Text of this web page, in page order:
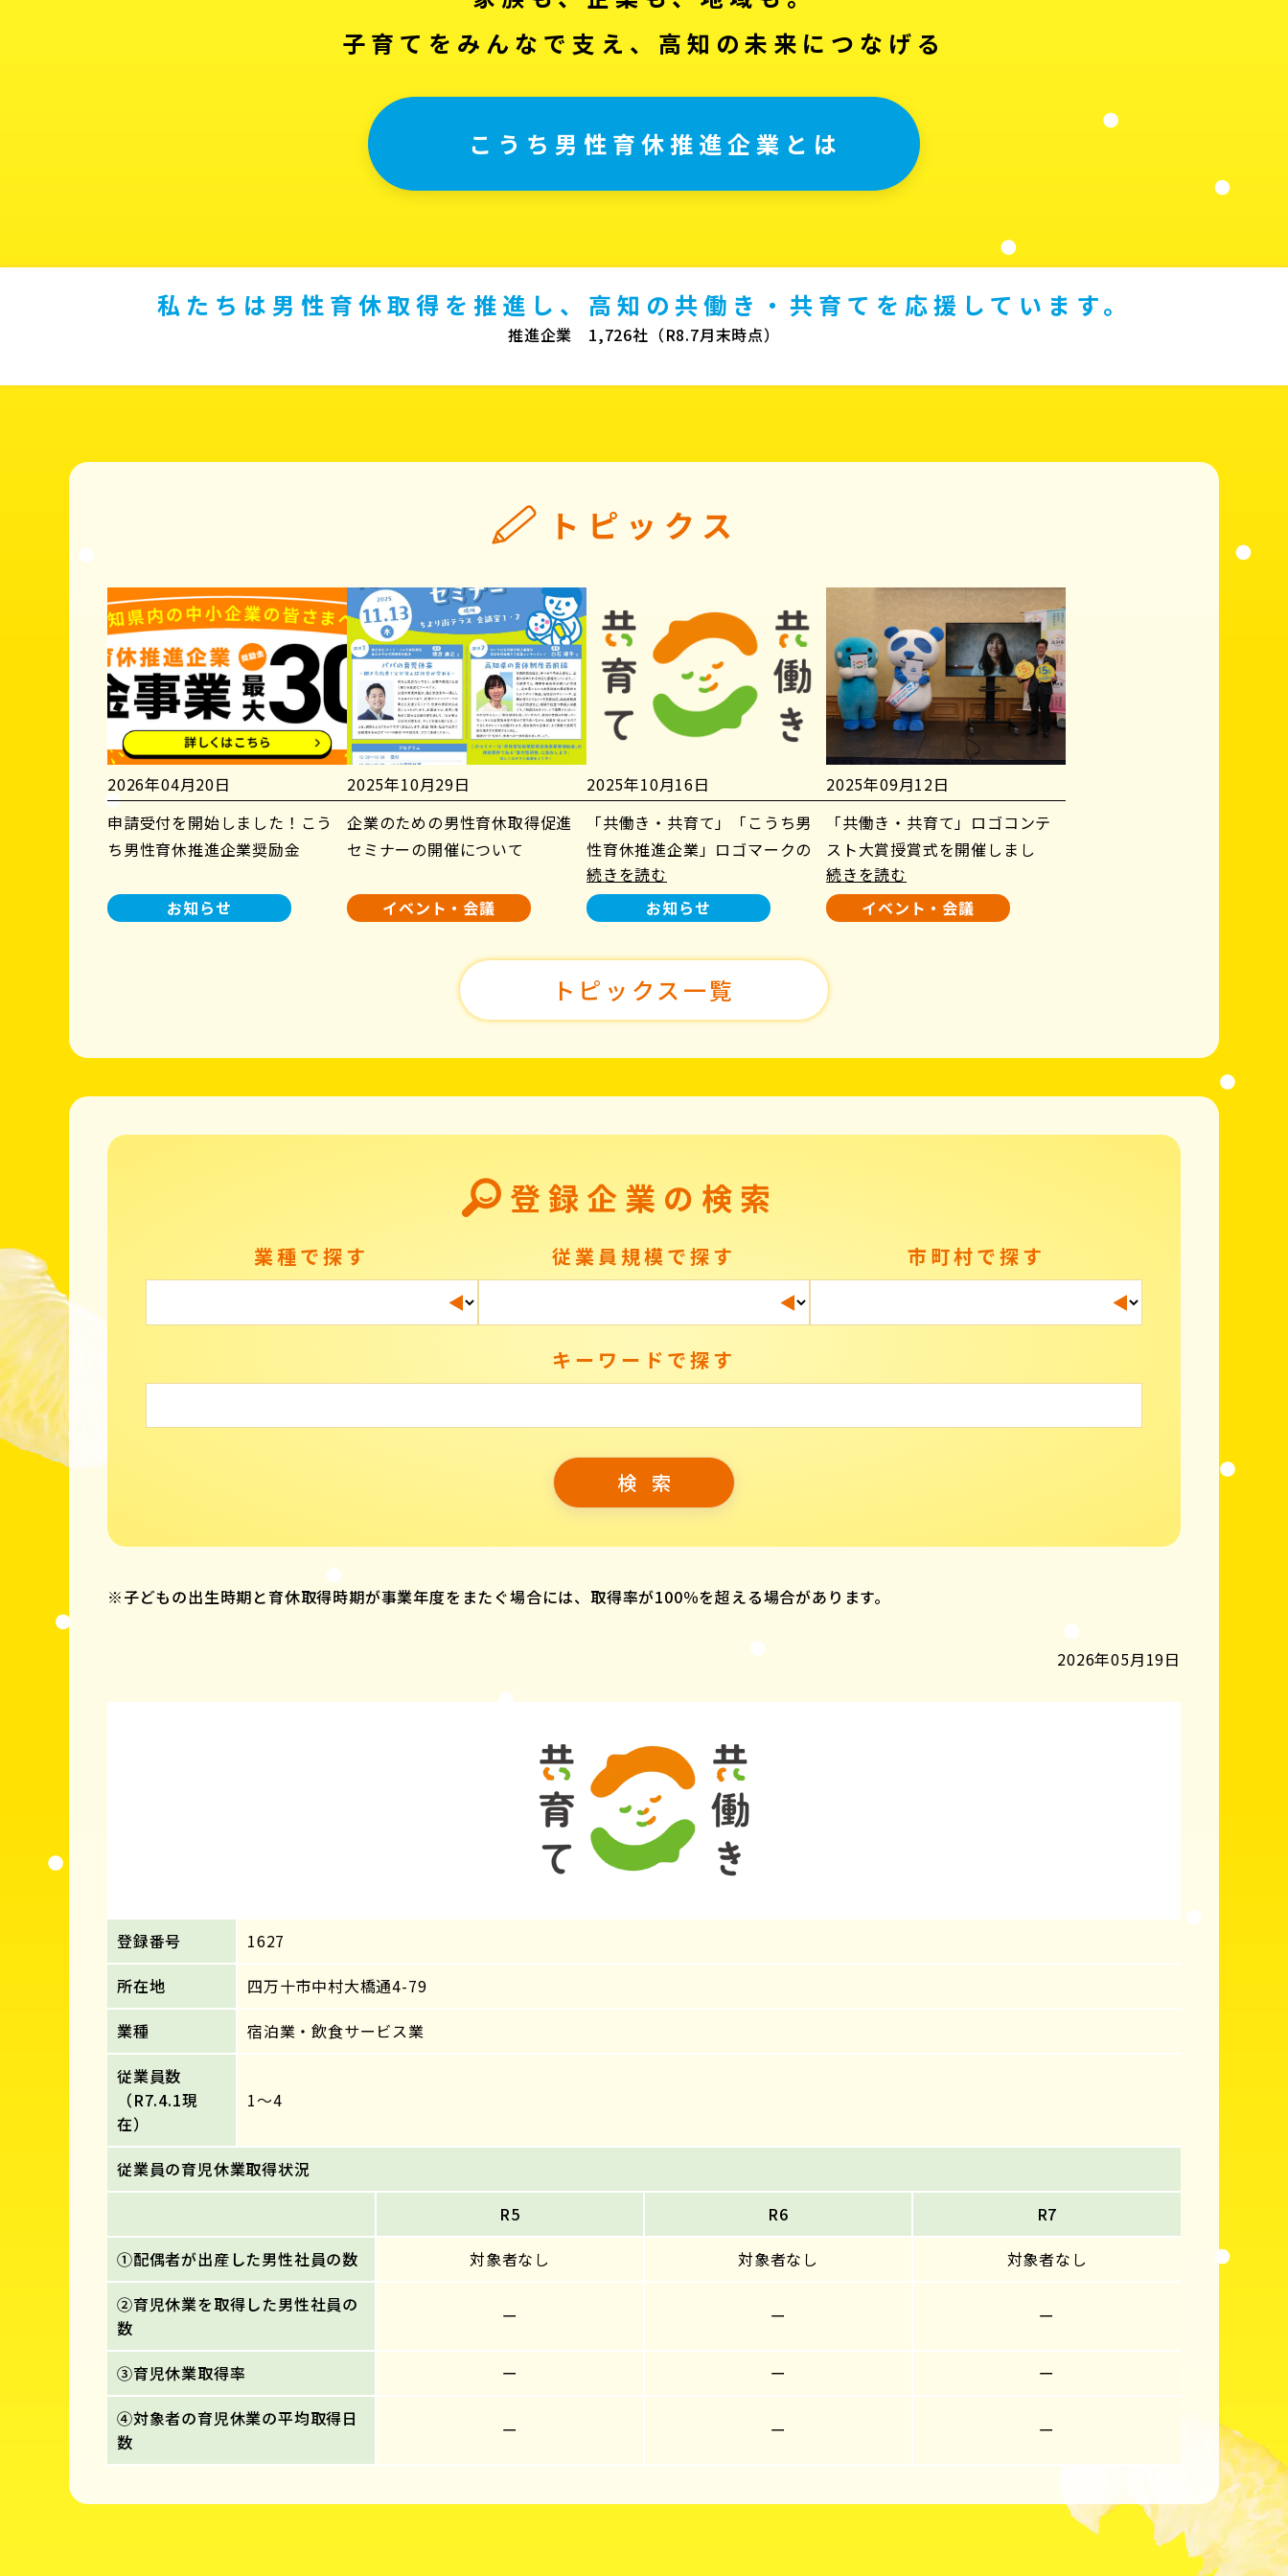
子育てをみんなで支え、高知の未来につなげる
こうち男性育休推進企業とは
私たちは男性育休取得を推進し、高知の共働き・共育てを応援しています。
推進企業 1,726社（R8.7月末時点）
トピックス
2026年04月20日
申請受付を開始しました！こう
ち男性育休推進企業奨励金
お知らせ
2025年10月29日
企業のための男性育休取得促進
セミナーの開催について
イベント・会議
2025年10月16日
「共働き・共育て」「こうち男
性育休推進企業」ロゴマークの
使用について
続きを読む
お知らせ
2025年09月12日
「共働き・共育て」ロゴコンテ
スト大賞授賞式を開催しまし
た！
続きを読む
イベント・会議
トピックス一覧
登録企業の検索
業種で探す 従業員規模で探す 市町村で探す
キーワードで探す
※子どもの出生時期と育休取得時期が事業年度をまたぐ場合には、取得率が100％を超える場合があります。
2026年05月19日
登録番号
1627
所在地
四万十市中村大橋通4-79
業種
宿泊業・飲食サービス業
従業員数
（R7.4.1現
在）
1～4
従業員の育児休業取得状況
R5
R6
R7
①配偶者が出産した男性社員の数
対象者なし 対象者なし
対象者なし
②育児休業を取得した男性社員の
数
ー ー ー
③育児休業取得率 ー ー
ー
④対象者の育児休業の平均取得日
数
ー ー ー